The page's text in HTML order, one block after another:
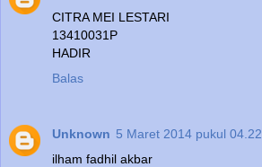
CITRA MEI LESTARI
13410031P
HADIR
Balas
Unknown 5 Maret 2014 pukul 04.22
ilham fadhil akbar